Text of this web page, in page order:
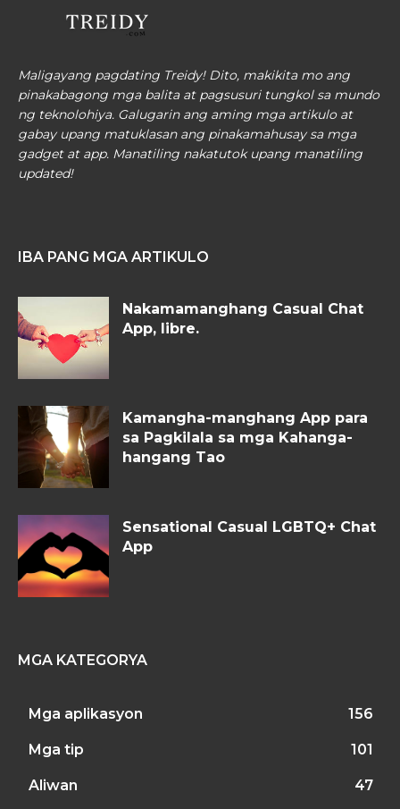
Maligayang pagdating Treidy! Dito, makikita mo ang
pinakabagong mga balita at pagsusuri tungkol sa mundo
ng teknolohiya. Galugarin ang aming mga artikulo at
gabay upang matuklasan ang pinakamahusay sa mga
gadget at app. Manatiling nakatutok upang manatiling
updated!
IBA PANG MGA ARTIKULO
Nakamamanghang Casual Chat
App, libre.
Kamangha-manghang App para
sa Pagkilala sa mga Kahanga-
hangang Tao
Sensational Casual LGBTQ+ Chat
App
MGA KATEGORYA
Mga aplikasyon 156
Mga tip 101
Aliwan 47